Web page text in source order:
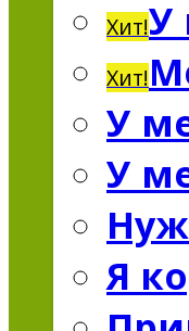
Хит!У
Хит!
У
У
Я